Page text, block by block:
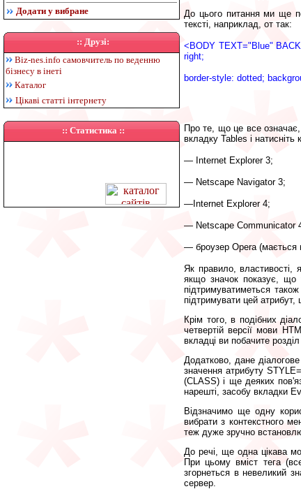
Додати у вибране
:: Друзі:
Biz-nes.info самовчитель по веденню
бізнесу в інеті
Каталог
Цікаві статті інтернету
:: Статистика ::
До цього питання ми ще
тексті, наприклад, от так:
<BODY TEXT="Blue"
right;
border-style: dotted;
Про те, що це все
вкладку Tables і натисніть
— Internet Explorer 3;
— Netscape Navigator 3;
—Internet Explorer 4;
— Netscape Communicator
— броузер Opera (мається
Як правило, властивості,
якщо значок показує, що
підтримуватиметься
підтримувати цей
Крім того, в подібних
четвертій версії мови
вкладці ви побачите
Додатково, дане
значення атрибуту
(CLASS) і ще деяких
нарешті, засобу вкладки
Відзначимо ще одну
вибрати з контекстного
теж дуже зручно
До речі, ще одна цікава
При цьому вміст тега
згорнеться в невеликий
сервер.